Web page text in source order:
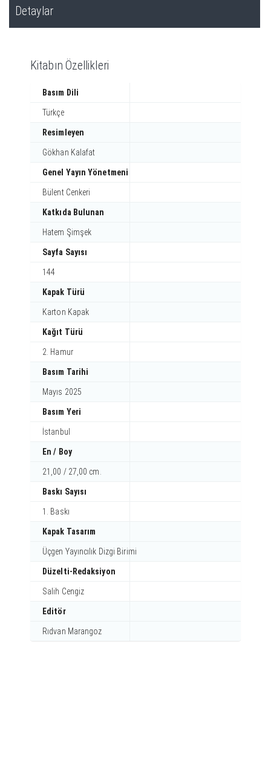
Detaylar
Kitabın Özellikleri
Basım Dili
Türkçe
Resimleyen
Gökhan Kalafat
Genel Yayın Yönetmeni
Bülent Cenkeri
Katkıda Bulunan
Hatem Şimşek
Sayfa Sayısı
144
Kapak Türü
Karton Kapak
Kağıt Türü
2. Hamur
Basım Tarihi
Mayıs 2025
Basım Yeri
İstanbul
En / Boy
21,00 / 27,00 cm.
Baskı Sayısı
1. Baskı
Kapak Tasarım
Üçgen Yayıncılık Dizgi Birimi
Düzelti-Redaksiyon
Salih Cengiz
Editör
Rıdvan Marangoz